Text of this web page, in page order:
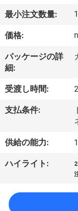
私
に
つ
い
て
工
場
行
最小注文数量: 1
価格:
パッケージの詳
細:
受渡し時間:
支払条件:
供給の能力:
ハイライト: